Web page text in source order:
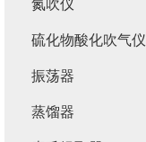
氮吹仪
硫化物酸化吹气仪
振荡器
蒸馏器